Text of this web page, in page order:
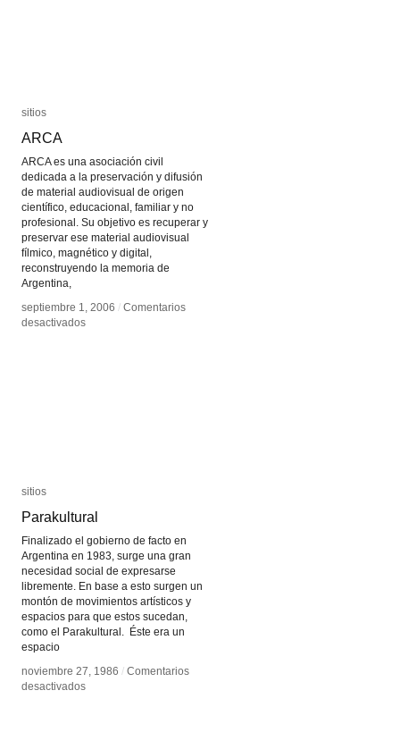
sitios
ARCA
ARCA es una asociación civil
dedicada a la preservación y difusión
de material audiovisual de origen
científico, educacional, familiar y no
profesional. Su objetivo es recuperar y
preservar ese material audiovisual
fílmico, magnético y digital,
reconstruyendo la memoria de
Argentina,
septiembre 1, 2006 / Comentarios
desactivadosen
sitios
ARCA
septiembre 1, 2006 / Comentarios
desactivadosen
sitios
Parakultural
Finalizado el gobierno de facto en
Argentina en 1983, surge una gran
necesidad social de expresarse
libremente. En base a esto surgen un
montón de movimientos artísticos y
espacios para que estos sucedan,
como el Parakultural. Éste era un
espacio
noviembre 27, 1986 / Comentarios
desactivadosen
sitios
Parakultural
noviembre 27, 1986 / Comentarios
desactivadosen